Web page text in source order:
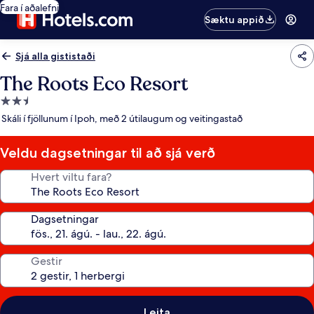
Fara í aðalefni
Sæktu appið
Sjá alla gististaði
The Roots Eco Resort
2.5
stjörnu
Skáli í fjöllunum í Ipoh, með 2 útilaugum og veitingastað
Veldu dagsetningar til að sjá verð
Hvert viltu fara?
Dagsetningar
Gestir